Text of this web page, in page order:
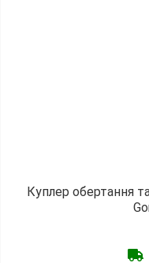
Куплер обертання